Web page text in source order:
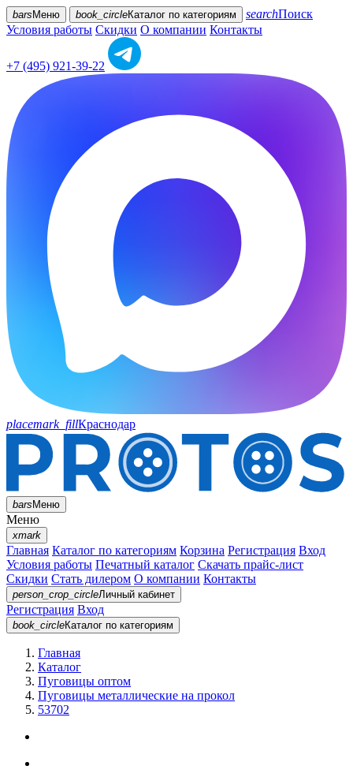
bars Меню book_circleКаталог по категориям searchПоиск
Условия работы Скидки О компании Контакты
+7 (495) 921-39-22
placemark_fillКраснодар
barsМеню
Меню
xmark
Главная Каталог по категориям Корзина Регистрация Вход
Условия работы Печатный каталог Скачать прайс-лист
Скидки Стать дилером О компании Контакты
person_crop_circleЛичный кабинет
Регистрация Вход
book_circleКаталог по категориям
Главная
Каталог
Пуговицы оптом
Пуговицы металлические на прокол
53702